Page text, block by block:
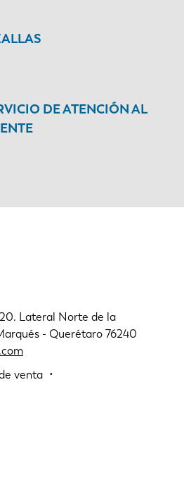
DE ATENCIÓN AL
Lateral Norte de la
- Querétaro 76240
venta